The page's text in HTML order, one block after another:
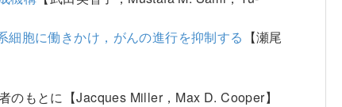
胞に働きかけ，がんの進行を抑制する 【瀬尾
もとに【Jacques Miller，Max D. Cooper】